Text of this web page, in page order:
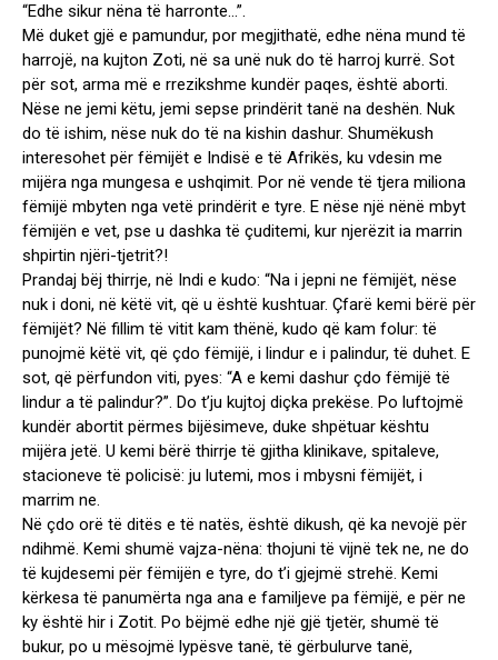
“Edhe sikur nëna të harronte…”.
Më duket gjë e pamundur, por megjithatë, edhe nëna mund të
harrojë, na kujton Zoti, në sa unë nuk do të harroj kurrë. Sot
për sot, arma më e rrezikshme kundër paqes, është aborti.
Nëse ne jemi këtu, jemi sepse prindërit tanë na deshën. Nuk
do të ishim, nëse nuk do të na kishin dashur. Shumëkush
interesohet për fëmijët e Indisë e të Afrikës, ku vdesin me
mijëra nga mungesa e ushqimit. Por në vende të tjera miliona
fëmijë mbyten nga vetë prindërit e tyre. E nëse një nënë mbyt
fëmijën e vet, pse u dashka të çuditemi, kur njerëzit ia marrin
shpirtin njëri-tjetrit?!
Prandaj bëj thirrje, në Indi e kudo: “Na i jepni ne fëmijët, nëse
nuk i doni, në këtë vit, që u është kushtuar. Çfarë kemi bërë për
fëmijët? Në fillim të vitit kam thënë, kudo që kam folur: të
punojmë këtë vit, që çdo fëmijë, i lindur e i palindur, të duhet. E
sot, që përfundon viti, pyes: “A e kemi dashur çdo fëmijë të
lindur a të palindur?”. Do t’ju kujtoj diçka prekëse. Po luftojmë
kundër abortit përmes bijësimeve, duke shpëtuar kështu
mijëra jetë. U kemi bërë thirrje të gjitha klinikave, spitaleve,
stacioneve të policisë: ju lutemi, mos i mbysni fëmijët, i
marrim ne.
Në çdo orë të ditës e të natës, është dikush, që ka nevojë për
ndihmë. Kemi shumë vajza-nëna: thojuni të vijnë tek ne, ne do
të kujdesemi për fëmijën e tyre, do t’i gjejmë strehë. Kemi
kërkesa të panumërta nga ana e familjeve pa fëmijë, e për ne
ky është hir i Zotit. Po bëjmë edhe një gjë tjetër, shumë të
bukur, po u mësojmë lypësve tanë, të gërbulurve tanë,